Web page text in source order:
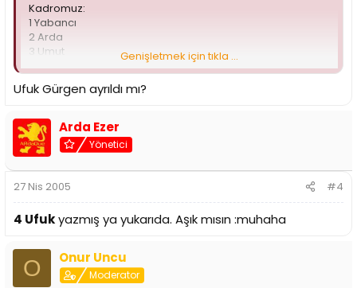
Kadromuz:
1 Yabancı
2 Arda
3 Umut
4 Ufuk
6 Cihad
durumunda 6 tane genç takım oyuncusu takıma girecek
demektir.
7 İsmet: Hepimiz az çok tanıyoruz. Ron kalmazsa, Umut'u
guardı seçildi. BUgün Işık karşısında da oldukça iyiydi,
rol oynamış. Gençler içinde belki de en çok süre alacak
isim. Benim büyük beklentilerim var.
Genişletmek için tıkla ...
Ufuk Gürgen ayrıldı mı?
Arda Ezer
Yönetici
27 Nis 2005 #4
4 Ufukyazmış ya yukarıda. Aşık mısın :muhaha
O Onur Uncu
Moderator